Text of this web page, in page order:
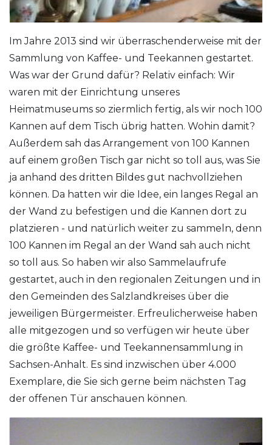
Im Jahre 2013 sind wir überraschenderweise mit der
Sammlung von Kaffee- und Teekannen gestartet.
Was war der Grund dafür? Relativ einfach: Wir
waren mit der Einrichtung unseres
Heimatmuseums so ziermlich fertig, als wir noch 100
Kannen auf dem Tisch übrig hatten. Wohin damit?
Außerdem sah das Arrangement von 100 Kannen
auf einem großen Tisch gar nicht so toll aus, was Sie
ja anhand des dritten Bildes gut nachvollziehen
können. Da hatten wir die Idee, ein langes Regal an
der Wand zu befestigen und die Kannen dort zu
platzieren - und natürlich weiter zu sammeln, denn
100 Kannen im Regal an der Wand sah auch nicht
so toll aus. So haben wir also Sammelaufrufe
gestartet, auch in den regionalen Zeitungen und in
den Gemeinden des Salzlandkreises über die
jeweiligen Bürgermeister. Erfreulicherweise haben
alle mitgezogen und so verfügen wir heute über
die größte Kaffee- und Teekannensammlung in
Sachsen-Anhalt. Es sind inzwischen über 4.000
Exemplare, die Sie sich gerne beim nächsten Tag
der offenen Tür anschauen können.